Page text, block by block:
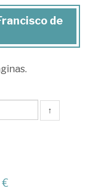
de
↑